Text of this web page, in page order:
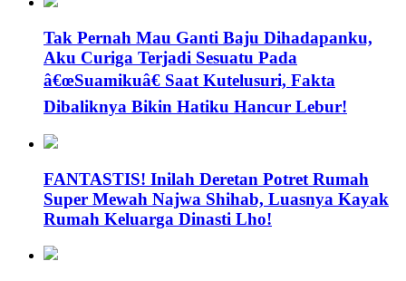
Tak Pernah Mau Ganti Baju Dihadapanku,
Aku Curiga Terjadi Sesuatu Pada
â€œSuamikuâ€ Saat Kutelusuri, Fakta
Dibaliknya Bikin Hatiku Hancur Lebur!
FANTASTIS! Inilah Deretan Potret Rumah
Super Mewah Najwa Shihab, Luasnya Kayak
Rumah Keluarga Dinasti Lho!